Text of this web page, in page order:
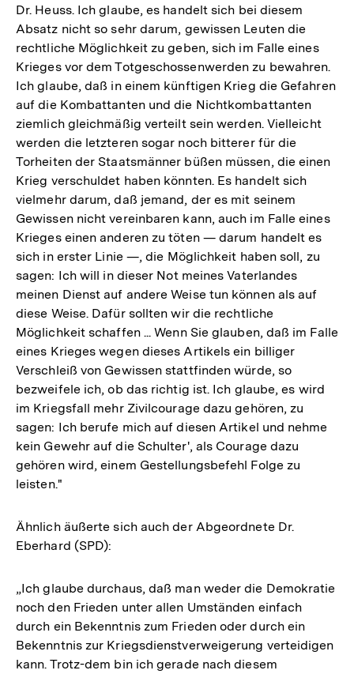
Dr. Heuss. Ich glaube, es handelt sich bei diesem
Absatz nicht so sehr darum, gewissen Leuten die
rechtliche Möglichkeit zu geben, sich im Falle eines
Krieges vor dem Totgeschossenwerden zu bewahren.
Ich glaube, daß in einem künftigen Krieg die Gefahren
auf die Kombattanten und die Nichtkombattanten
ziemlich gleichmäßig verteilt sein werden. Vielleicht
werden die letzteren sogar noch bitterer für die
Torheiten der Staatsmänner büßen müssen, die einen
Krieg verschuldet haben könnten. Es handelt sich
vielmehr darum, daß jemand, der es mit seinem
Gewissen nicht vereinbaren kann, auch im Falle eines
Krieges einen anderen zu töten — darum handelt es
sich in erster Linie —, die Möglichkeit haben soll, zu
sagen: Ich will in dieser Not meines Vaterlandes
meinen Dienst auf andere Weise tun können als auf
diese Weise. Dafür sollten wir die rechtliche
Möglichkeit schaffen ... Wenn Sie glauben, daß im Falle
eines Krieges wegen dieses Artikels ein billiger
Verschleiß von Gewissen stattfinden würde, so
bezweifele ich, ob das richtig ist. Ich glaube, es wird
im Kriegsfall mehr Zivilcourage dazu gehören, zu
sagen: Ich berufe mich auf diesen Artikel und nehme
kein Gewehr auf die Schulter', als Courage dazu
gehören wird, einem Gestellungsbefehl Folge zu
leisten."
Ähnlich äußerte sich auch der Abgeordnete Dr.
Eberhard (SPD):
„Ich glaube durchaus, daß man weder die Demokratie
noch den Frieden unter allen Umständen einfach
durch ein Bekenntnis zum Frieden oder durch ein
Bekenntnis zur Kriegsdienstverweigerung verteidigen
kann. Trotz-dem bin ich gerade nach diesem